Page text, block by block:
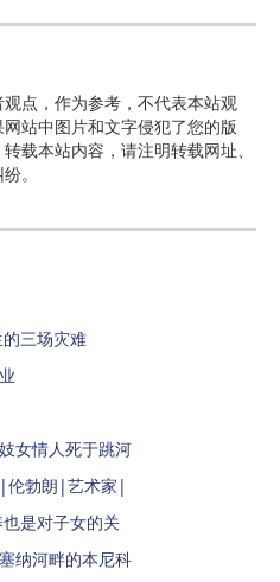
观点，作为参考，不代表本站观
站中图片和文字侵犯了您的版
载本站内容，请注明转载网址、
。
三场灾难
女情人死于跳河
|伦勃朗|艺术家|
是对子女的关
纳河畔的本尼科